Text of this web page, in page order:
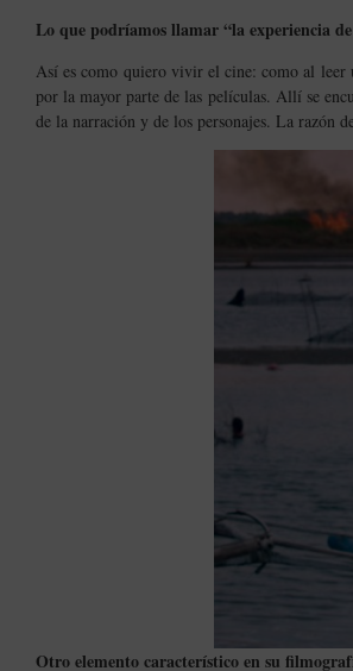
Lo que podríamos llamar “la experiencia
Así es como quiero vivir el cine: como al leer
por la mayor parte de las películas. Allí se
de la narración y de los personajes. La razón
Otro elemento característico en su